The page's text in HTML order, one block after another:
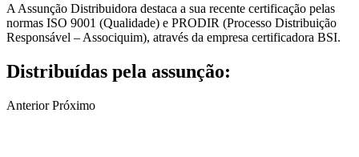
A Assunção Distribuidora destaca a sua recente certificação pelas
normas ISO 9001 (Qualidade) e PRODIR (Processo Distribuição
Responsável – Associquim), através da empresa certificadora BSI.
Distribuídas pela assunção:
Anterior Próximo